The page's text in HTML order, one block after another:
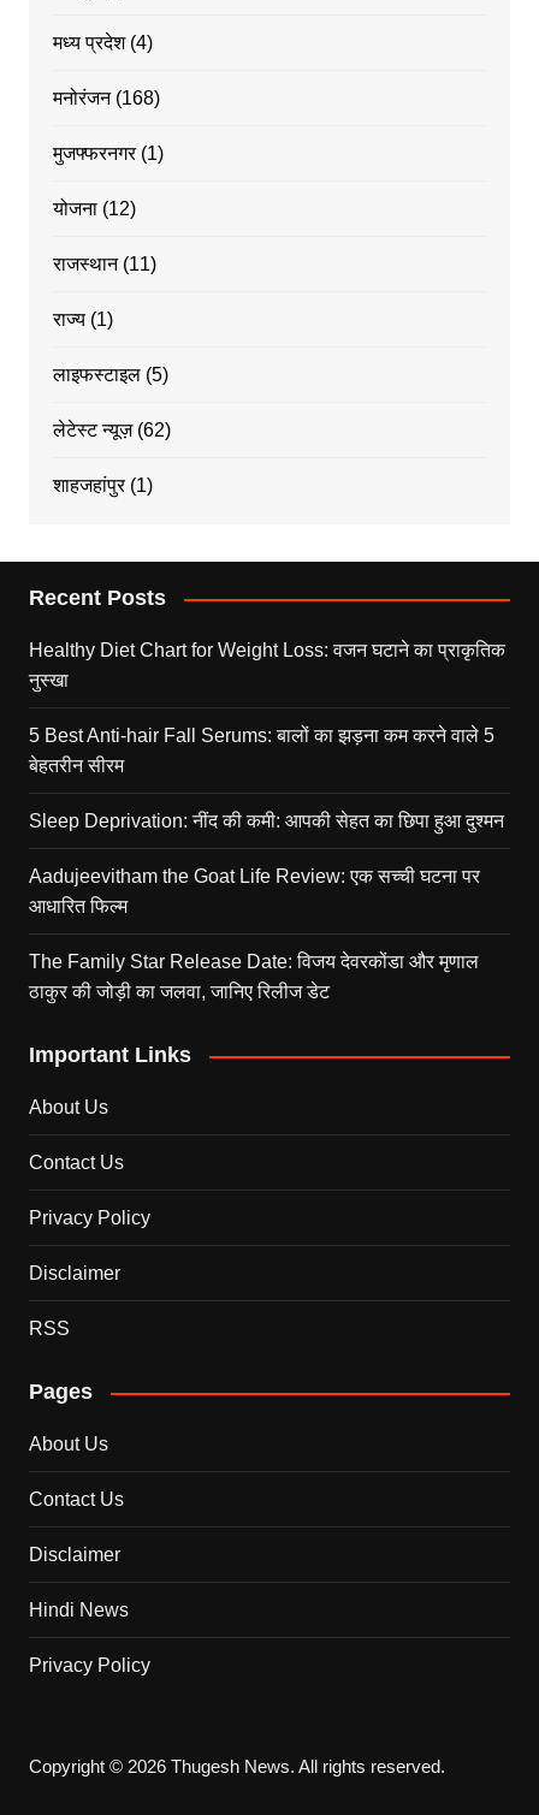
मध्य प्रदेश(4)
मनोरंजन(168)
मुजफ्फरनगर(1)
योजना(12)
राजस्थान(11)
राज्य(1)
लाइफस्टाइल(5)
लेटेस्ट न्यूज़(62)
शाहजहांपुर(1)
Recent Posts
Healthy Diet Chart for Weight Loss: वजन घटाने का प्राकृतिक
नुस्खा
5 Best Anti-hair Fall Serums: बालों का झड़ना कम करने वाले 5
बेहतरीन सीरम
Sleep Deprivation: नींद की कमी: आपकी सेहत का छिपा हुआ दुश्मन
Aadujeevitham the Goat Life Review: एक सच्ची घटना पर
आधारित फिल्म
The Family Star Release Date: विजय देवरकोंडा और मृणाल
ठाकुर की जोड़ी का जलवा, जानिए रिलीज डेट
Important Links
About Us
Contact Us
Privacy Policy
Disclaimer
RSS
Pages
About Us
Contact Us
Disclaimer
Hindi News
Privacy Policy
Copyright © 2026 Thugesh News. All rights reserved.